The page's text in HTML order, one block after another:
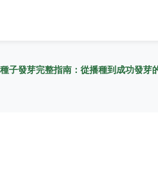
子發芽完整指南：從播種到成功發芽